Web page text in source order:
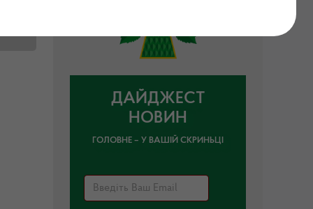
ДАЙДЖЕСТ
НОВИН
ГОЛОВНЕ – У ВАШІЙ СКРИНЬЦІ